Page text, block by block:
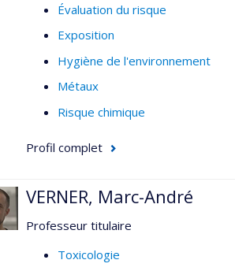
Évaluation du risque
Exposition
Hygiène de l'environnement
Métaux
Risque chimique
Profil complet
VERNER, Marc-André
Professeur titulaire
Toxicologie